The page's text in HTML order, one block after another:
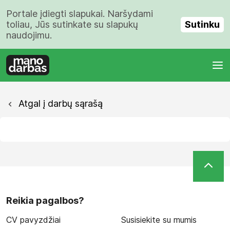
Portale įdiegti slapukai. Naršydami
toliau, Jūs sutinkate su slapukų
naudojimu.
Sutinku
Atgal į darbų sąrašą
Reikia pagalbos?
CV pavyzdžiai Susisiekite su mumis